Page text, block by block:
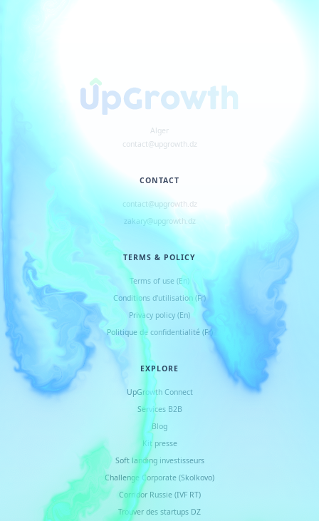
Alger
contact@upgrowth.dz
CONTACT
contact@upgrowth.dz
zakary@upgrowth.dz
TERMS & POLICY
Terms of use (En)
Conditions d'utilisation (Fr)
Privacy policy (En)
Politique de confidentialité (Fr)
EXPLORE
UpGrowth Connect
Services B2B
Blog
Kit presse
Soft landing investisseurs
Challenge Corporate (Skolkovo)
Corridor Russie (IVF RT)
Trouver des startups DZ